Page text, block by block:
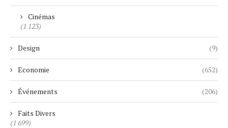
Cinémas
(1 123)
Design (9)
Economie (652)
Événements (206)
Faits Divers
(1 699)